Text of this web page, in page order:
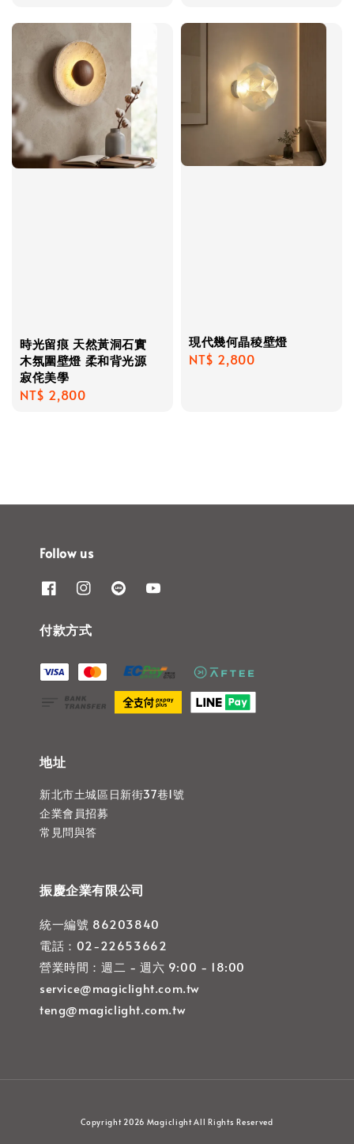
時光留痕 天然黃洞石實
木氛圍壁燈 柔和背光源
寂侘美學
Regular
NT$ 2,800
現代幾何晶稜壁燈
Regular
NT$ 2,800
Follow us
付款方式
地址
新北市土城區日新街37巷1號
企業會員招募
常見問與答
振慶企業有限公司
統一編號 86203840
電話：02-22653662
營業時間：週二 - 週六 9:00 - 18:00
service@magiclight.com.tw
teng@magiclight.com.tw
Copyright 2026 Magiclight All Rights Reserved